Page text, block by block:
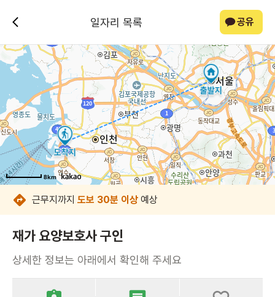
일자리 목록 공유
8km
8km
8km
8km
8km
8km
8km
8km
근무지까지 도보 30분 이상 예상
재가 요양보호사 구인
상세한 정보는 아래에서 확인해 주세요